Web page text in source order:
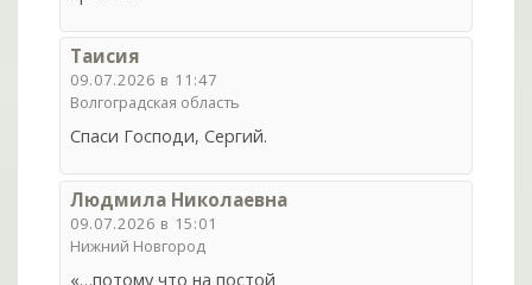
Таисия
09.07.2026 в 11:47
Волгоградская область
Спаси Господи, Сергий.
Людмила Николаевна
09.07.2026 в 15:01
Нижний Новгород
«…потому что на постой